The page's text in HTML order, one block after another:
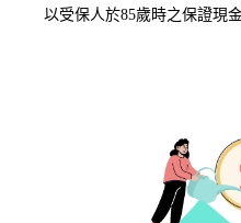
以受保人於85歲時之保證現